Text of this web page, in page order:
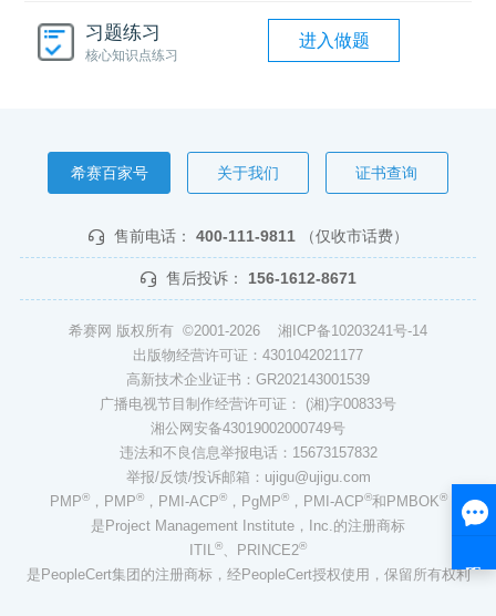
习题练习
核心知识点练习
进入做题
希赛百家号 关于我们 证书查询
售前电话： 400-111-9811 （仅收市话费）
售后投诉： 156-1612-8671
希赛网 版权所有 ©2001-2026 湘ICP备10203241号-14
出版物经营许可证：4301042021177
高新技术企业证书：GR202143001539
广播电视节目制作经营许可证： (湘)字00833号
湘公网安备43019002000749号
违法和不良信息举报电话：15673157832
举报/反馈/投诉邮箱：ujigu@ujigu.com
PMP®，PMP®，PMI-ACP®，PgMP®，PMI-ACP®和PMBOK®
是Project Management Institute，Inc.的注册商标
ITIL®、PRINCE2®
是PeopleCert集团的注册商标，经PeopleCert授权使用，保留所有权利